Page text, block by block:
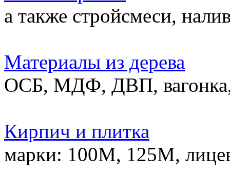
а также стройсмеси,
Материалы из дерева
ОСБ, МДФ, ДВП,
Кирпич и плитка
марки: 100М, 125М,